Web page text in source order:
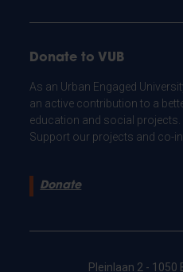
Donate to VUB
As an Urban Engaged
an active contribution to a
education and social
Support our projects and co-
Donate
Pleinlaan 2 - 1050